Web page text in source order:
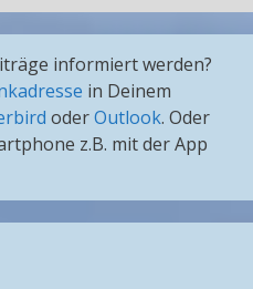
informiert werden?
in Deinem
oderOutlook. Oder
z.B. mit der App